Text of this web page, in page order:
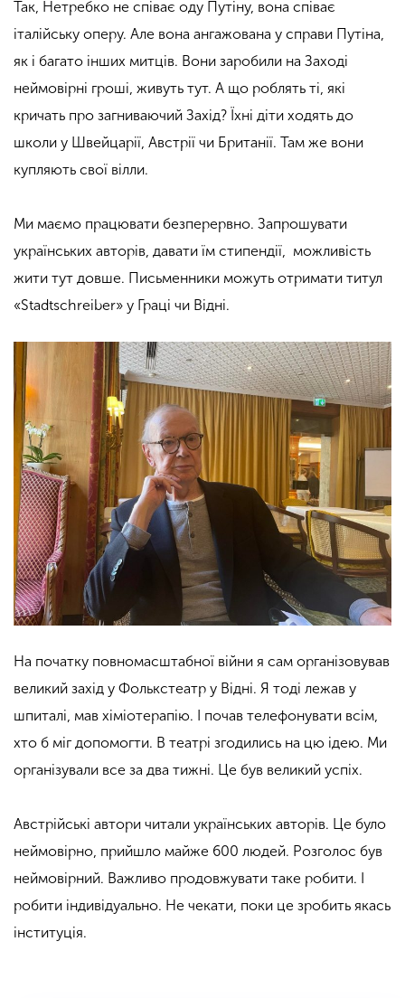
Так, Нетребко не співає оду Путіну, вона співає
італійську оперу. Але вона ангажована у справи Путіна,
як і багато інших митців. Вони заробили на Заході
неймовірні гроші, живуть тут. А що роблять ті, які
кричать про загниваючий Захід? Їхні діти ходять до
школи у Швейцарії, Австрії чи Британії. Там же вони
купляють свої вілли.
Ми маємо працювати безперервно. Запрошувати
українських авторів, давати їм стипендії, можливість
жити тут довше. Письменники можуть отримати титул
«Stadtschreiber» у Граці чи Відні.
На початку повномасштабної війни я сам організовував
великий захід у Фолькстеатр у Відні. Я тоді лежав у
шпиталі, мав хіміотерапію. І почав телефонувати всім,
хто б міг допомогти. В театрі згодились на цю ідею. Ми
організували все за два тижні. Це був великий успіх.
Австрійські автори читали українських авторів. Це було
неймовірно, прийшло майже 600 людей. Розголос був
неймовірний. Важливо продовжувати таке робити. І
робити індивідуально. Не чекати, поки це зробить якась
інституція.